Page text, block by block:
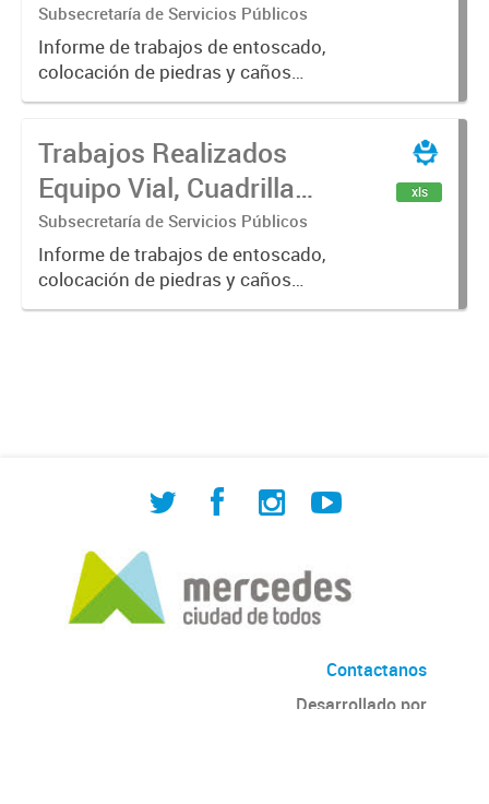
Subsecretaría de Servicios Públicos
Informe de trabajos de entoscado,
colocación de piedras y caños
(zanjeo - cruce de calles) Informe
construcción, colocación de tapa
registro, reparación...
Trabajos Realizados
Equipo Vial, Cuadrilla
Bacheo, Servicio
Eléctrico - Noviembre
2021
Subsecretaría de Servicios Públicos
Informe de trabajos de entoscado,
colocación de piedras y caños
(zanjeo - cruce de calles) Informe
xls
Contactanos
Desarrollado por